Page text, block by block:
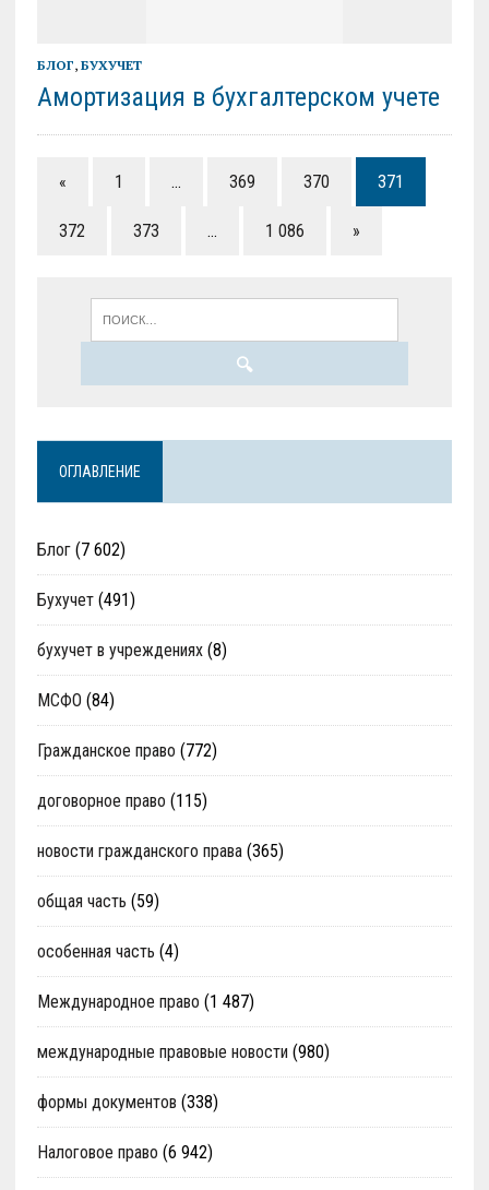
БЛОГ, БУХУЧЕТ
Амортизация в бухгалтерском учете
« 1 … 369 370 371
372 373 … 1 086 »
ОГЛАВЛЕНИЕ
Блог(7 602)
Бухучет(491)
бухучет в учреждениях(8)
МСФО (84)
Гражданское право (772)
договорное право (115)
новости гражданского права(365)
общая часть (59)
особенная часть (4)
Международное право (1 487)
международные правовые новости (980)
формы документов (338)
Налоговое право (6 942)